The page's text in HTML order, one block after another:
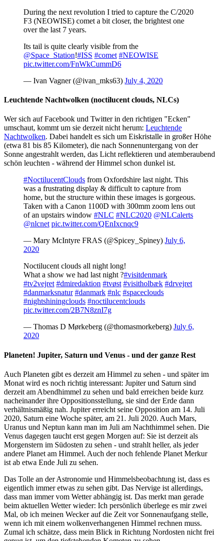
During the next revolution I tried to capture the C/2020
F3 (NEOWISE) comet a bit closer, the brightest one
over the last 7 years.
Its tail is quite clearly visible from the
@Space_Station!#ISS #comet #NEOWISE
pic.twitter.com/FnWkCummD6
— Ivan Vagner (@ivan_mks63) July 4, 2020
Leuchtende Nachtwolken (noctilucent clouds, NLCs)
Wer sich auf Facebook und Twitter in den richtigen "Ecken"
umschaut, kommt um sie derzeit nicht herum: Leuchtende
Nachtwolken. Dabei handelt es sich um Eiskristalle in großer Höhe
(etwa 81 bis 85 Kilometer), die nach Sonnenuntergang von der
Sonne angestrahlt werden, das Licht reflektieren und atemberaubend
schön leuchten - während der Himmel schon dunkel ist.
#NoctilucentClouds from Oxfordshire last night. This
was a frustrating display & difficult to capture from
home, but the structure within these images is gorgeous.
Taken with a Canon 1100D with 300mm zoom lens out
of an upstairs window #NLC #NLC2020 @NLCalerts
@nlcnet pic.twitter.com/QEnIxcnqc9
— Mary McIntyre FRAS (@Spicey_Spiney) July 6,
2020
Noctilucent clouds all night long!
What a show we had last night ?#visitdenmark
#tv2vejret #dmiredaktion #tvøst #visitholbæk #drvejret
#danmarksnatur #danmark #nlc #spaceclouds
#nightshiningclouds #noctilucentclouds
pic.twitter.com/2B7N8znI7g
— Thomas D Mørkeberg (@thomasmorkeberg) July 6,
2020
Planeten! Jupiter, Saturn und Venus - und der ganze Rest
Auch Planeten gibt es derzeit am Himmel zu sehen - und später im
Monat wird es noch richtig interessant: Jupiter und Saturn sind
derzeit am Abendhimmel zu sehen und bald erreichen beide kurz
nacheinander ihre Oppositionsstellung, sie sind der Erde dann
verhältnismäßig nah. Jupiter erreicht seine Opposition am 14. Juli
2020, Saturn eine Woche später, am 21. Juli 2020. Auch Mars,
Uranus und Neptun kann man im Juli am Nachthimmel sehen. Die
Venus dagegen taucht erst gegen Morgen auf: Sie ist derzeit als
Morgenstern im Südosten zu sehen - und strahlt heller, als jeder
andere Planet am Himmel. Auch der noch fehlende Planet Merkur
ist ab etwa Ende Juli zu sehen.
Das Tolle an der Astronomie und Himmelsbeobachtung ist, dass es
eigentlich immer etwas zu sehen gibt. Das Nervige ist allerdings,
dass man immer vom Wetter abhängig ist. Das merkt man gerade
beim aktuellen Wetter wieder: Ich persönlich überlege es mir zwei
Mal, ob ich meinen Wecker auf die Zeit vor Sonnenaufgang stelle,
wenn ich mit einem wolkenverhangenen Himmel rechnen muss.
Zumal ich schätze, dass mein Blick in Richtung Nordosten nicht frei